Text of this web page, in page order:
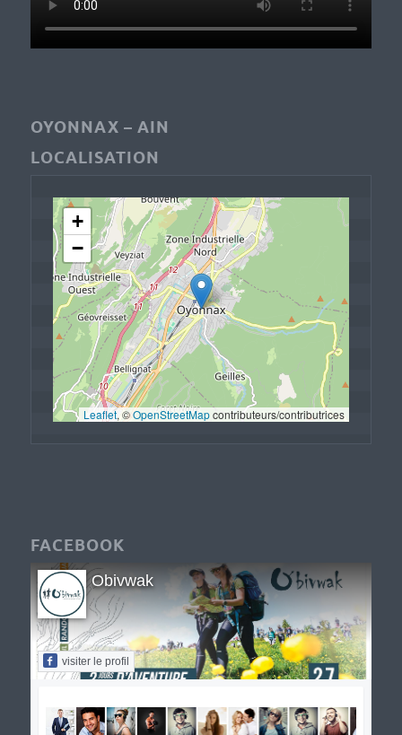
OYONNAX – AIN
LOCALISATION
+
−
Leaflet, © OpenStreetMap contributeurs/contributrices
FACEBOOK
Obivwak
visiter le profil